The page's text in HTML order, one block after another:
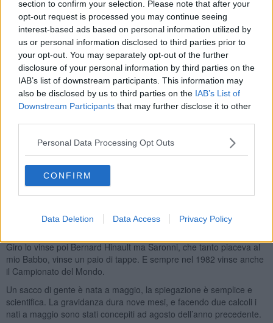
section to confirm your selection. Please note that after your
opt-out request is processed you may continue seeing
interest-based ads based on personal information utilized by
us or personal information disclosed to third parties prior to
your opt-out. You may separately opt-out of the further
disclosure of your personal information by third parties on the
IAB’s list of downstream participants. This information may
also be disclosed by us to third parties on the IAB’s List of
Downstream Participants that may further disclose it to other
Personal Data Processing Opt Outs
CONFIRM
Data Deletion Data Access Privacy Policy
nulla, a me piace parecchio. È esclusivo, un po’ snob, forse se la
tira anche un po’.
Poco menzionato: “Mi darebbe per favore diciannove carciofi???”
Ma chi lo dice?! Se ne chiedono venti, oppure una ventina.
Diciannove non se lo calcola nessuno, non ti viene nemmeno in
mente. Rimane nella sua ombra forse ricolma di risentimento per
essere “quasi venti”.
Maggio è proprio un bel mese per nascere. L’aria è profumata,
soprattutto per i fiori che sono nel pieno del loro amore, ma anche
per la gente che sta più fuori e si sente felice di svestirsi un pochino
e di indossare colori allegri e vivaci. Un po’ come i fiori.
Maggio è proprio un bel mese per nascere. Poi c’è anche il Giro
d’Italia che, anche se il ciclismo non piace a tutti, se passa sotto
casa si scende comunque in strada a vederlo. Perché è una festa
Il 19 maggio del 1982 si correva la sesta tappa da Caserta a
Giro lo vinse poi Bernard Hinault ma Saronni, che tanto piaceva al
mio Babbo, vinse un paio di tappe. E sempre nel 1982 vinse anche
il Campionato del Mondo.
Un sacco di gente è nata a maggio, la spiegazione è semplice e
scientifica. La gravidanza dura nove mesi, e facendo due calcoli i
nati a maggio sono stati concepiti ad agosto dell’anno precedente.